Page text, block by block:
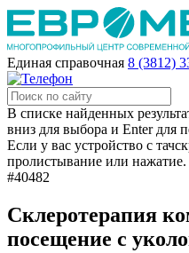
Единая справочная 8 (3812)
В списке найденных
вниз для выбора и Enter для
Если у вас устройство с
пролистывание или нажатие.
#40482
Склеротерапия
посещение с